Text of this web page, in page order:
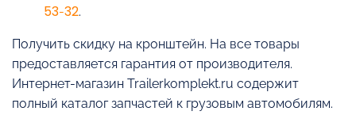
53-32.
Получить скидку на кронштейн. На все товары
предоставляется гарантия от производителя.
Интернет-магазин Trailerkomplekt.ru содержит
полный каталог запчастей к грузовым автомобилям.